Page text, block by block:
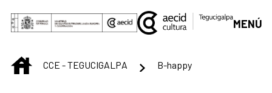
Saltar al contenido principal
MENÚ
INICIOCCE - TEGUCIGALPA B-happy